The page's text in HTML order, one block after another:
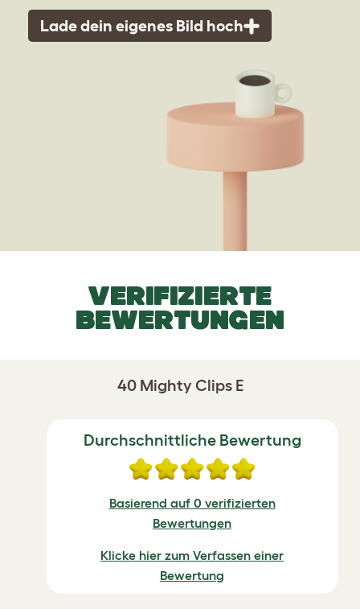
Lade dein eigenes Bild hoch
VERIFIZIERTE
BEWERTUNGEN
40 Mighty Clips E
Durchschnittliche Bewertung
Basierend auf 0 verifizierten
Bewertungen
Klicke hier zum Verfassen einer
Bewertung